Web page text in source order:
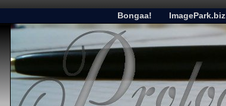
Bongaa! ImagePark.biz